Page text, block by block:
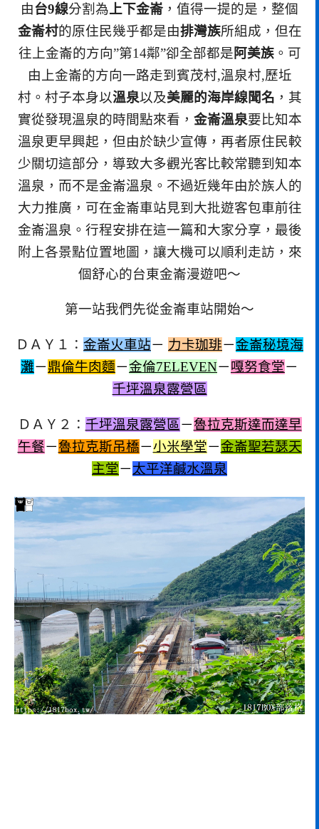
由台9線分割為上下金崙 ，值得一提的是，整個
金崙村的原住民幾乎都是由排灣族所組成，但在
往上金崙的方向”第14鄰”卻全部都是阿美族。可
由上金崙的方向一路走到賓茂村,溫泉村,歷坵
村。村子本身以溫泉以及美麗的海岸線聞名 ，其
實從發現溫泉的時間點來看， 金崙溫泉要比知本
溫泉更早興起，但由於缺少宣傳，再者原住民較
少關切這部分，導致大多觀光客比較常聽到知本
溫泉，而不是金崙溫泉。不過近幾年由於族人的
大力推廣，可在金崙車站見到大批遊客包車前往
金崙溫泉。行程安排在這一篇和大家分享，最後
附上各景點位置地圖，讓大機可以順利走訪，來
個舒心的台東金崙漫遊吧～
第一站我們先從金崙車站開始～
ＤＡＹ１： 金崙火車站－ 力卡珈琲－金崙秘境海
灘－鼎倫牛肉麵－金倫7ELEVEN－嘎努食堂－
千坪溫泉露營區
ＤＡＹ２： 千坪溫泉露營區－魯拉克斯達而達早
午餐－魯拉克斯吊橋－小米學堂－金崙聖若瑟天
主堂－太平洋鹹水溫泉